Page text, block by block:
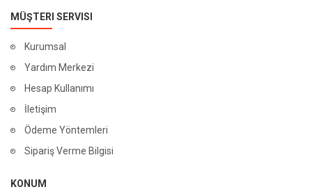
MÜŞTERI SERVISI
Kurumsal
Yardım Merkezi
Hesap Kullanımı
İletişim
Ödeme Yöntemleri
Sipariş Verme Bilgisi
KONUM